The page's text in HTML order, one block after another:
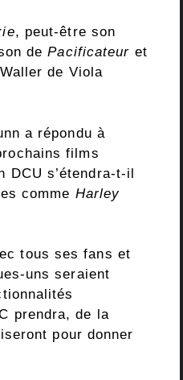
, peut-être son
dePacificateur et
de Viola
a répondu à
films
DCU s’étendra-t-il
comme Harley
tous ses fans et
uns seraient
prendra, de la
pour donner